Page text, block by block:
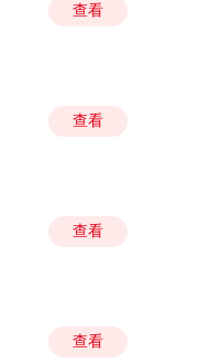
查看
查看
查看
查看